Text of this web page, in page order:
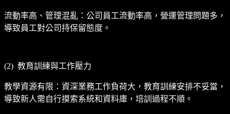
流動率高、管理混亂：公司員工流動率高，營運管理問題多，
導致員工對公司持保留態度。
(2) 教育訓練與工作壓力
教學資源有限：資深業務工作負荷大，教育訓練安排不妥當，
導致新人需自行摸索系統和資料庫，培訓過程不順。